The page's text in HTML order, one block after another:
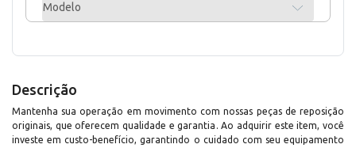
Modelo
Descrição
Mantenha sua operação em movimento com nossas peças de reposição
originais, que oferecem qualidade e garantia. Ao adquirir este item, você
investe em custo-benefício, garantindo o cuidado com seu equipamento